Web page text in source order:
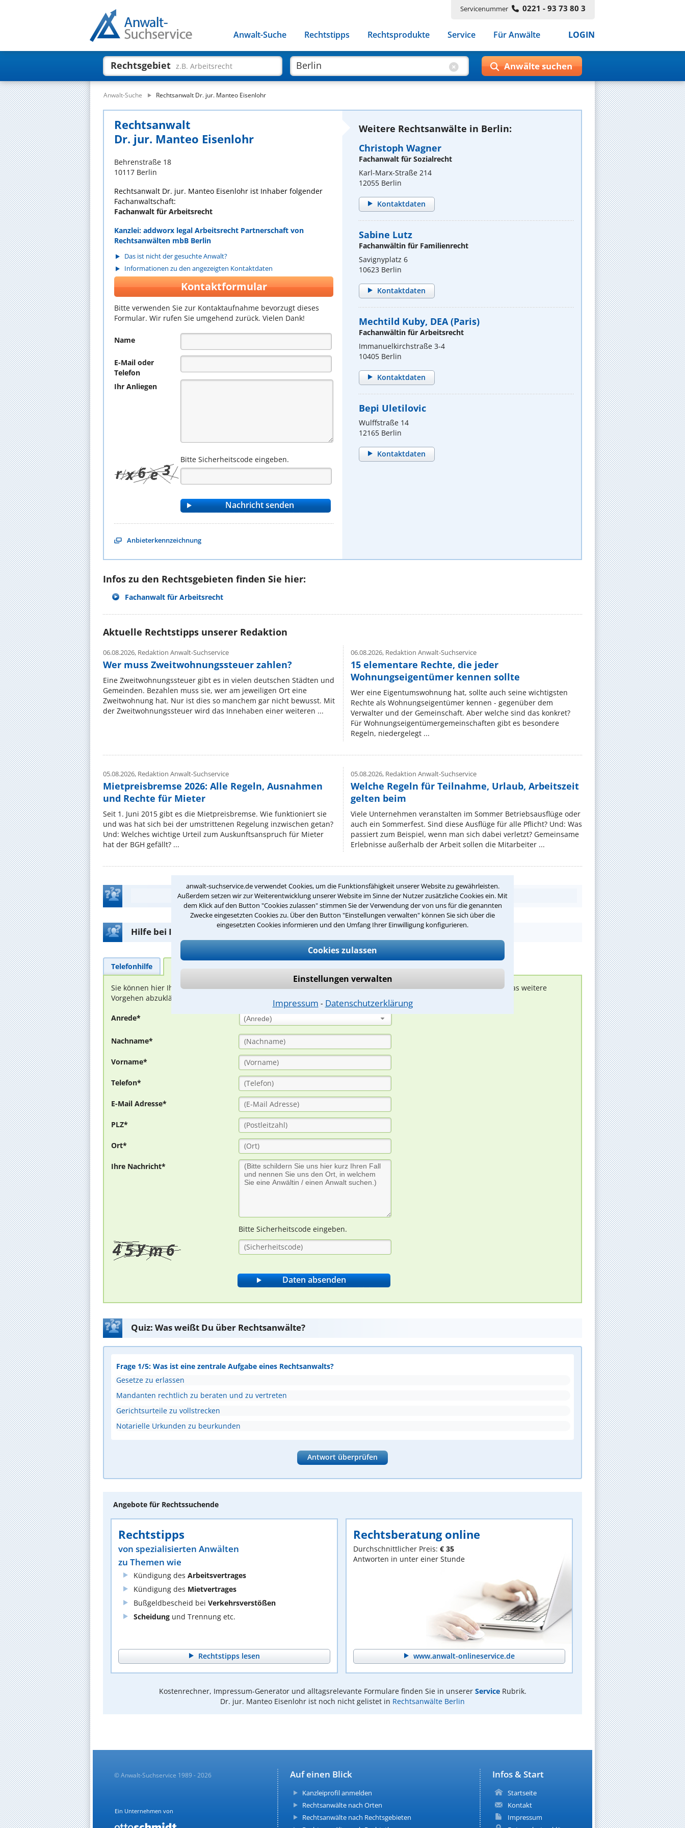
anwalt-suchservice.de verwendet Cookies, um die Funktionsfähigkeit unserer Website zu gewährleisten.
Außerdem setzen wir zur Weiterentwicklung unserer Website im Sinne der Nutzer zusätzliche Cookies ein. Mit
dem Klick auf den Button "Cookies zulassen" stimmen Sie der Verwendung der von uns für die genannten
Zwecke eingesetzten Cookies zu. Über den Button "Einstellungen verwalten" können Sie sich über die
eingesetzten Cookies informieren und den Umfang Ihrer Einwilligung konfigurieren.
Cookies zulassen
Einstellungen verwalten
Impressum ⁃ Datenschutzerklärung
Servicenummer 0221 - 93 73 80 3
Anwalt-Suche Rechtstipps Rechtsprodukte Service Für Anwälte LOGIN
Rechtsgebiet z.B. Arbeitsrecht
Anwalt-Suche Rechtsanwalt Dr. jur. Manteo Eisenlohr
Rechtsanwalt
Dr. jur. Manteo Eisenlohr
Behrenstraße 18
10117 Berlin
Rechtsanwalt Dr. jur. Manteo Eisenlohr ist Inhaber folgender
Fachanwaltschaft:
Fachanwalt für Arbeitsrecht
Kanzlei: addworx legal Arbeitsrecht Partnerschaft von
Rechtsanwälten mbB Berlin
Das ist nicht der gesuchte Anwalt?
Informationen zu den angezeigten Kontaktdaten
Kontaktformular
Bitte verwenden Sie zur Kontaktaufnahme bevorzugt dieses
Formular. Wir rufen Sie umgehend zurück. Vielen Dank!
Name
E-Mail oder
Telefon
Ihr Anliegen
Bitte Sicherheitscode eingeben.
Anbieterkennzeichnung
Weitere Rechtsanwälte in Berlin:
Christoph Wagner
Fachanwalt für Sozialrecht
Karl-Marx-Straße 214
12055 Berlin
Kontaktdaten
Sabine Lutz
Fachanwältin für Familienrecht
Savignyplatz 6
10623 Berlin
Kontaktdaten
Mechtild Kuby, DEA (Paris)
Fachanwältin für Arbeitsrecht
Immanuelkirchstraße 3-4
10405 Berlin
Kontaktdaten
Bepi Uletilovic
Wulffstraße 14
12165 Berlin
Kontaktdaten
Infos zu den Rechtsgebieten finden Sie hier:
Fachanwalt für Arbeitsrecht
Aktuelle Rechtstipps unserer Redaktion
06.08.2026, Redaktion Anwalt-Suchservice
Wer muss Zweitwohnungssteuer zahlen?
Eine Zweitwohnungssteuer gibt es in vielen deutschen Städten und
Gemeinden. Bezahlen muss sie, wer am jeweiligen Ort eine
Zweitwohnung hat. Nur ist dies so manchem gar nicht bewusst. Mit
der Zweitwohnungssteuer wird das Innehaben einer weiteren ...
06.08.2026,Redaktion Anwalt-Suchservice
15 elementare Rechte, die jeder
Wohnungseigentümer kennen sollte
Wer eine Eigentumswohnung hat, sollte auch seine wichtigsten
Rechte als Wohnungseigentümer kennen - gegenüber dem
Verwalter und der Gemeinschaft. Aber welche sind das konkret?
Für Wohnungseigentümergemeinschaften gibt es besondere
Regeln, niedergelegt ...
05.08.2026, Redaktion Anwalt-Suchservice
Mietpreisbremse 2026: Alle Regeln, Ausnahmen
und Rechte für Mieter
Seit 1. Juni 2015 gibt es die Mietpreisbremse. Wie funktioniert sie
und was hat sich bei der umstrittenen Regelung inzwischen getan?
Und: Welches wichtige Urteil zum Auskunftsanspruch für Mieter
hat der BGH gefällt? ...
05.08.2026,Redaktion Anwalt-Suchservice
Welche Regeln für Teilnahme, Urlaub, Arbeitszeit
gelten beim
Viele Unternehmen veranstalten im Sommer Betriebsausflüge oder
auch ein Sommerfest. Sind diese Ausflüge für alle Pflicht? Und: Was
passiert zum Beispiel, wenn man sich dabei verletzt? Gemeinsame
Erlebnisse außerhalb der Arbeit sollen die Mitarbeiter ...
Teste Dein Rechtswissen
Hilfe bei Ihrer Anwaltsuche?
Telefonhilfe
Sie können hier Ihren Fall schildern. Anschließend werden sich spezialisierte Rechtsanwälte bei Ihnen melden, um das weitere
Vorgehen abzuklären. Die Rückmeldung durch einen Anwalt ist für Sie kostenlos.
Anrede* (Anrede)
Nachname*
Vorname*
Telefon*
E-Mail Adresse*
PLZ*
Ort*
Ihre Nachricht*
Bitte Sicherheitscode eingeben.
Quiz: Was weißt Du über Rechtsanwälte?
Frage 1/5: Was ist eine zentrale Aufgabe eines Rechtsanwalts?
Gesetze zu erlassen
Mandanten rechtlich zu beraten und zu vertreten
Gerichtsurteile zu vollstrecken
Notarielle Urkunden zu beurkunden
Antwort überprüfen
Angebote für Rechtssuchende
Rechtstipps
von spezialisierten Anwälten
zu Themen wie
Kündigung des Arbeitsvertrages
Kündigung des Mietvertrages
Bußgeldbescheid bei Verkehrsverstößen
Scheidung und Trennung etc.
Rechtstipps lesen
Rechtsberatung online
Durchschnittlicher Preis: € 35
Antworten in unter einer Stunde
www.anwalt-onlineservice.de
Kostenrechner, Impressum-Generator und alltagsrelevante Formulare finden Sie in unserer ServiceRubrik.
Dr. jur. Manteo Eisenlohr ist noch nicht gelistet in Rechtsanwälte Berlin
Infos & Start
Startseite
Kontakt
Impressum
Auf einen Blick
Kanzleiprofil anmelden
Rechtsanwälte nach Orten
Rechtsanwälte nach Rechtsgebieten
© Anwalt-Suchservice 1989 - 2026
Ein Unternehmen von